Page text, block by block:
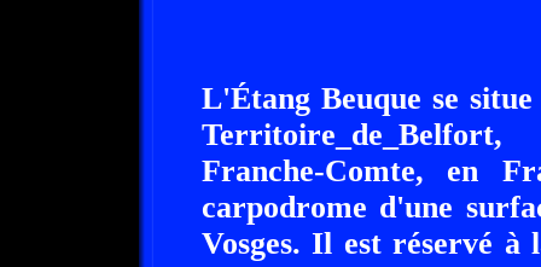
L'Étang Beuque se
Franche-Comte, en
carpodrome d'une
Vosges. Il est réservé à